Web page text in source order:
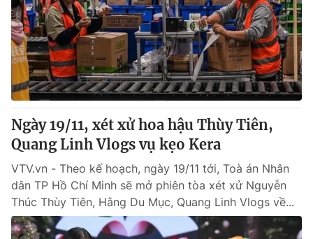
Ngày 19/11, xét xử hoa hậu Thùy Tiên,
Quang Linh Vlogs vụ kẹo Kera
VTV.vn - Theo kế hoạch, ngày 19/11 tới, Toà án Nhân
dân TP Hồ Chí Minh sẽ mở phiên tòa xét xử Nguyễn
Thúc Thùy Tiên, Hằng Du Mục, Quang Linh Vlogs về...